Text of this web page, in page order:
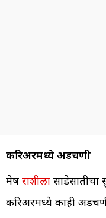
करिअरमध्ये अडचणी
मेष राशीला
करिअरमध्ये काही